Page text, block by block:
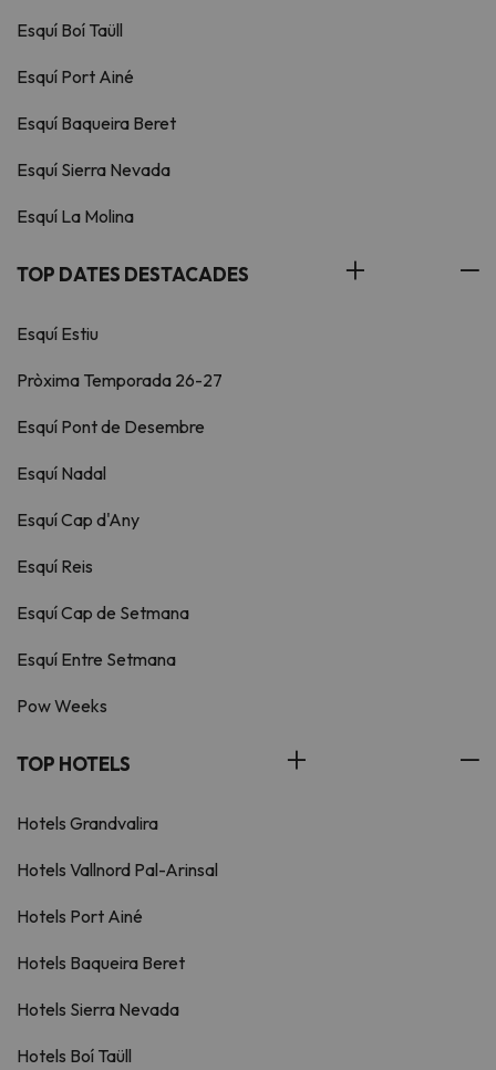
Esquí Boí Taüll
Esquí Port Ainé
Esquí Baqueira Beret
Esquí Sierra Nevada
Esquí La Molina
TOP DATES DESTACADES
Esquí Estiu
Pròxima Temporada 26-27
Esquí Pont de Desembre
Esquí Nadal
Esquí Cap d'Any
Esquí Reis
Esquí Cap de Setmana
Esquí Entre Setmana
Pow Weeks
TOP HOTELS
Hotels Grandvalira
Hotels Vallnord Pal-Arinsal
Hotels Port Ainé
Hotels Baqueira Beret
Hotels Sierra Nevada
Hotels Boí Taüll